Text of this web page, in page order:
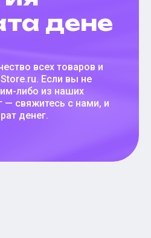
дене
всех товаров и
Если вы не
либо из наших
— свяжитесь с нами, и
денег.